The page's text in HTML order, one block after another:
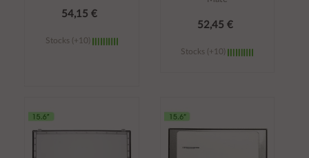
54,15 €
Stocks (+10)
52,45 €
Stocks (+10)